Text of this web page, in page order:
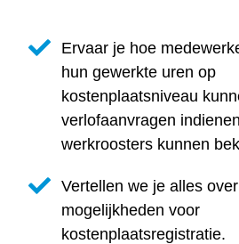
Ervaar je hoe
hun gewerkte uren op
kostenplaatsniveau
verlofaanvragen
werkroosters kunnen
Vertellen we je alles
mogelijkheden voor
kostenplaatsregistratie.